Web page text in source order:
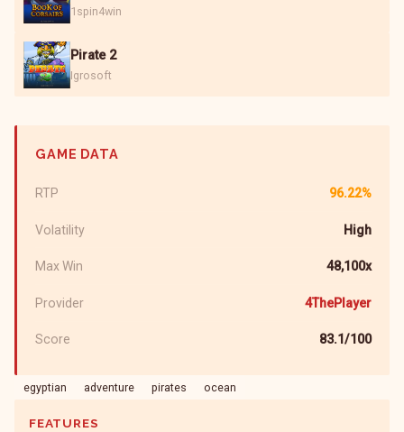
1spin4win
Pirate 2
Igrosoft
GAME DATA
RTP 96.22%
Volatility High
Max Win 48,100x
Provider 4ThePlayer
Score 83.1/100
egyptian adventure pirates ocean
FEATURES